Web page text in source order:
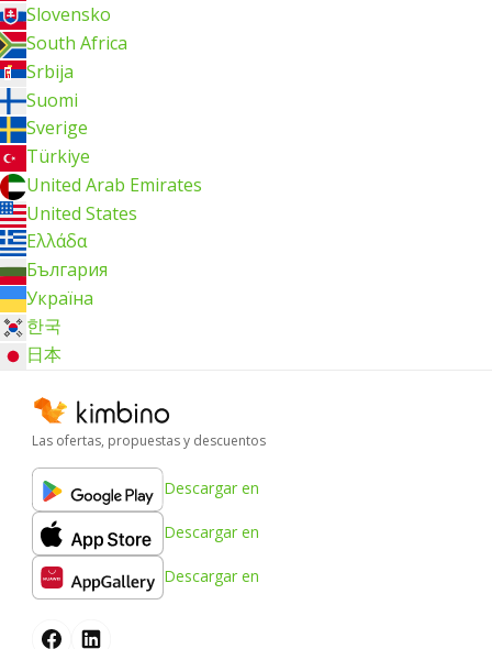
Slovensko
South Africa
Srbija
Suomi
Sverige
Türkiye
United Arab Emirates
United States
Ελλάδα
България
Україна
한국
日本
Las ofertas, propuestas y descuentos
Descargar en
Descargar en
Descargar en